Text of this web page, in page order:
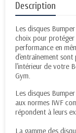
Description
Les disques
choix pour
performance en
d'entraînement
l'intérieur de votre
Gym.
Les disques
aux normes IWF
répondent à leurs
La gamme des